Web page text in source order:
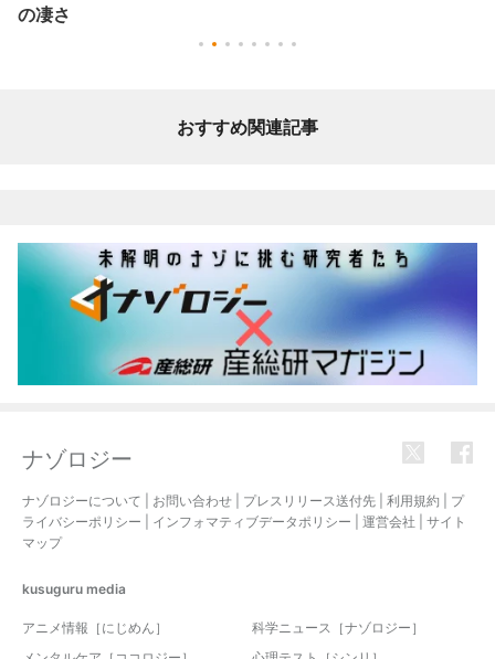
の凄さ
おすすめ関連記事
ナゾロジー
ナゾロジーについて お問い合わせ プレスリリース送付先 利用規約
プ
ライバシーポリシー
インフォマティブデータポリシー 運営会社
サイト
マップ
kusuguru media
アニメ情報［にじめん］
科学ニュース［ナゾロジー］